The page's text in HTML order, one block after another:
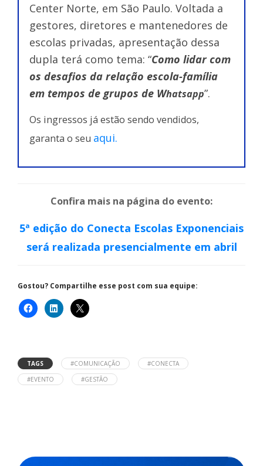
Center Norte, em São Paulo. Voltada a
gestores, diretores e mantenedores de
escolas privadas, apresentação dessa
dupla terá como tema: “Como lidar com
os desafios da relação escola-família
em tempos de grupos de Whatsapp”.
Os ingressos já estão sendo vendidos,
garanta o seu aqui.
Confira mais na página do evento:
5ª edição do Conecta Escolas Exponenciais
será realizada presencialmente em abril
Gostou? Compartilhe esse post com sua equipe:
TAGS #COMUNICAÇÃO
#CONECTA
#EVENTO
#GESTÃO